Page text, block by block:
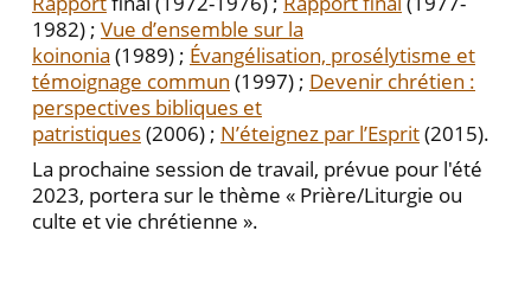
1982) ; Vue d’ensemble sur la
koinonia (1989) ; Évangélisation, prosélytisme et
témoignage commun (1997) ; Devenir chrétien :
perspectives bibliques et
patristiques(2006) ; N’éteignez par l’Esprit(2015).
La prochaine session de travail, prévue pour l'été
2023, portera sur le thème « Prière/Liturgie ou
culte et vie chrétienne ».